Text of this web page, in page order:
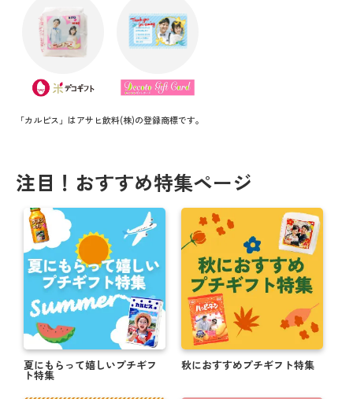
「カルピス」はアサヒ飲料(株)の登録商標です。
注目！おすすめ特集ページ
夏にもらって嬉しいプチギフ
ト特集
秋におすすめプチギフト特集